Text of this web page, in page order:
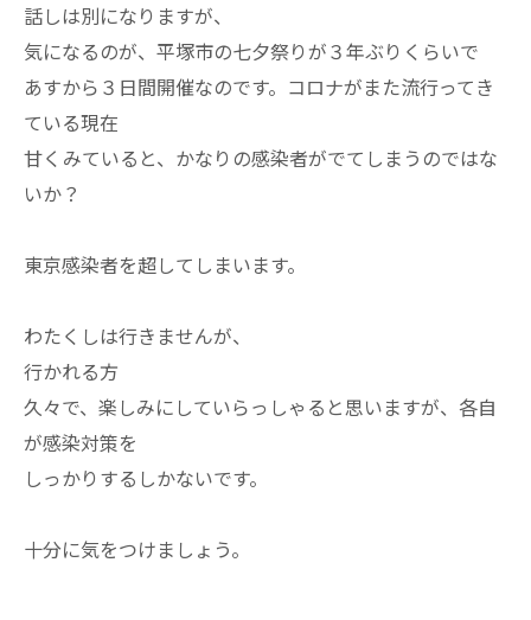
話しは別になりますが、
気になるのが、平塚市の七夕祭りが３年ぶりくらいで
あすから３日間開催なのです。コロナがまた流行ってき
ている現在
甘くみていると、かなりの感染者がでてしまうのではな
いか？
東京感染者を超してしまいます。
わたくしは行きませんが、
行かれる方
久々で、楽しみにしていらっしゃると思いますが、各自
が感染対策を
しっかりするしかないです。
十分に気をつけましょう。